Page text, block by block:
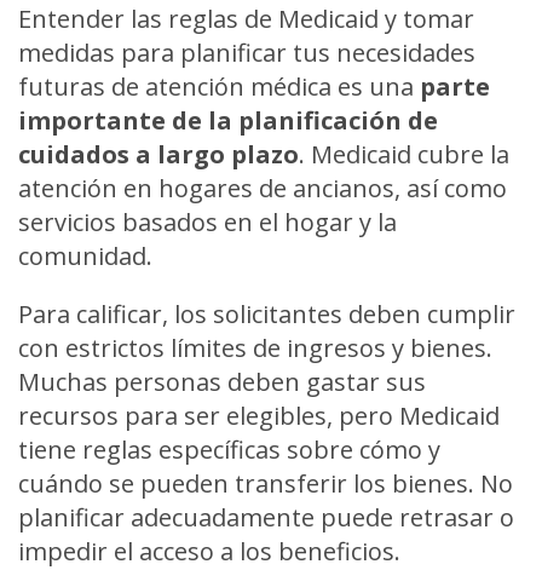
Entender las reglas de Medicaid y tomar
medidas para planificar tus necesidades
futuras de atención médica es una parte
importante de la planificación de
cuidados a largo plazo. Medicaid cubre la
atención en hogares de ancianos, así como
servicios basados en el hogar y la
comunidad.
Para calificar, los solicitantes deben cumplir
con estrictos límites de ingresos y bienes.
Muchas personas deben gastar sus
recursos para ser elegibles, pero Medicaid
tiene reglas específicas sobre cómo y
cuándo se pueden transferir los bienes. No
planificar adecuadamente puede retrasar o
impedir el acceso a los beneficios.